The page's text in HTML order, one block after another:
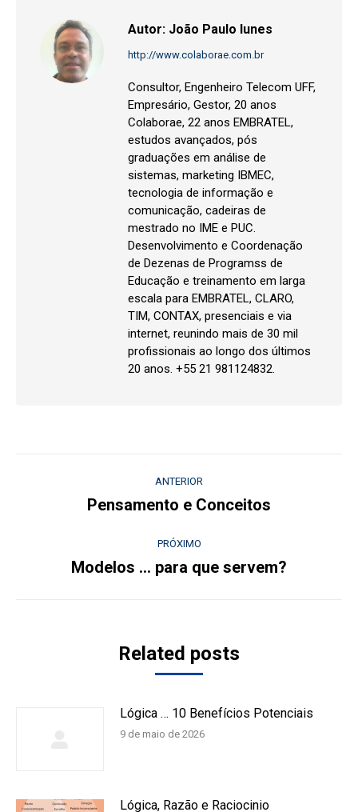
Autor: João Paulo Iunes
http://www.colaborae.com.br
Consultor, Engenheiro Telecom UFF,
Empresário, Gestor, 20 anos
Colaborae, 22 anos EMBRATEL,
estudos avançados, pós
graduações em análise de
sistemas, marketing IBMEC,
tecnologia de informação e
comunicação, cadeiras de
mestrado no IME e PUC.
Desenvolvimento e Coordenação
de Dezenas de Programss de
Educação e treinamento em larga
escala para EMBRATEL, CLARO,
TIM, CONTAX, presenciais e via
internet, reunindo mais de 30 mil
profissionais ao longo dos últimos
20 anos. +55 21 981124832.
ANTERIOR
Post
Pensamento e Conceitos
PRÓXIMO
Próximo
Modelos … para que servem?
Related posts
Lógica … 10 Benefícios Potenciais
9 de maio de 2026
Lógica, Razão e Raciocinio